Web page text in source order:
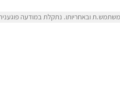
ובאחריותו. נתקלת במודעה